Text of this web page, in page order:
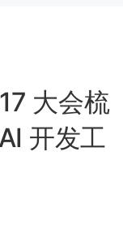
大会梳
开发工